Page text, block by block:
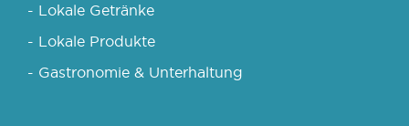
- Lokale Getränke
- Lokale Produkte
- Gastronomie & Unterhaltung